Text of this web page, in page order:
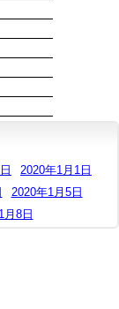
2020年1月1日
2020年1月5日
月8日